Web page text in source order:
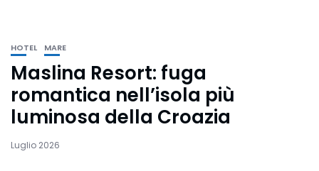
HOTEL MARE
Maslina Resort: fuga
romantica nell’isola più
luminosa della Croazia
Luglio 2026